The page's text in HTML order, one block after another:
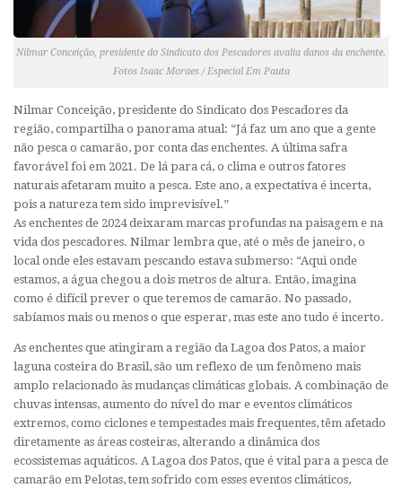
Nilmar Conceição, presidente do Sindicato dos Pescadores avalia danos da enchente.
Fotos Isaac Moraes / Especial Em Pauta
Nilmar Conceição, presidente do Sindicato dos Pescadores da
região, compartilha o panorama atual: “Já faz um ano que a gente
não pesca o camarão, por conta das enchentes. A última safra
favorável foi em 2021. De lá para cá, o clima e outros fatores
naturais afetaram muito a pesca. Este ano, a expectativa é incerta,
pois a natureza tem sido imprevisível.”
As enchentes de 2024 deixaram marcas profundas na paisagem e na
vida dos pescadores. Nilmar lembra que, até o mês de janeiro, o
local onde eles estavam pescando estava submerso: “Aqui onde
estamos, a água chegou a dois metros de altura. Então, imagina
como é difícil prever o que teremos de camarão. No passado,
sabíamos mais ou menos o que esperar, mas este ano tudo é incerto.
As enchentes que atingiram a região da Lagoa dos Patos, a maior
laguna costeira do Brasil, são um reflexo de um fenômeno mais
amplo relacionado às mudanças climáticas globais. A combinação de
chuvas intensas, aumento do nível do mar e eventos climáticos
extremos, como ciclones e tempestades mais frequentes, têm afetado
diretamente as áreas costeiras, alterando a dinâmica dos
ecossistemas aquáticos. A Lagoa dos Patos, que é vital para a pesca de
camarão em Pelotas, tem sofrido com esses eventos climáticos,